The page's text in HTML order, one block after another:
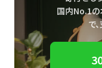
国内No.1の
で、